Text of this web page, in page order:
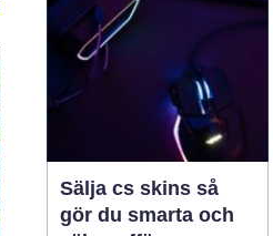
Sälja cs skins så
gör du smarta och